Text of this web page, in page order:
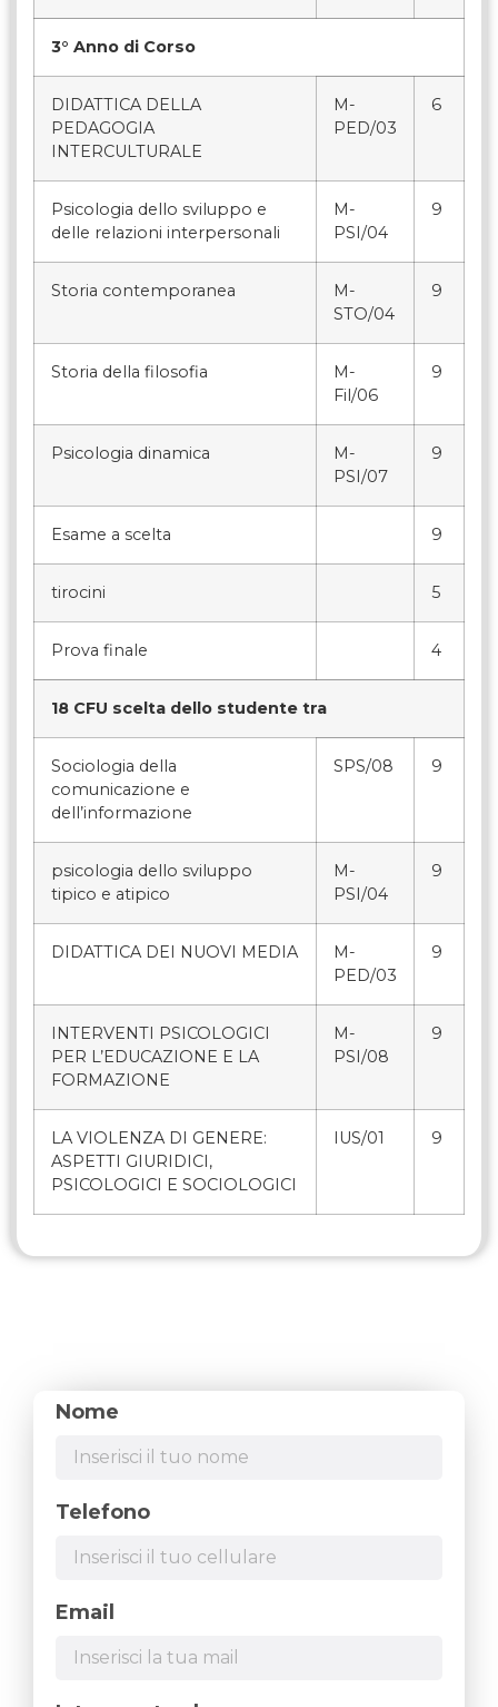
3° Anno di Corso
DIDATTICA DELLA
PEDAGOGIA
INTERCULTURALE
M-
PED/03
6
Psicologia dello sviluppo e
delle relazioni interpersonali
M-
PSI/04
9
Storia contemporanea
M-
STO/04
9
Storia della filosofia
M-
Fil/06
9
Psicologia dinamica
M-
PSI/07
9
Esame a scelta 9
tirocini 5
Prova finale 4
18 CFU scelta dello studente tra
Sociologia della
comunicazione e
dell’informazione
SPS/08 9
psicologia dello sviluppo
tipico e atipico
M-
PSI/04
9
DIDATTICA DEI NUOVI MEDIA
M-
PED/03
9
INTERVENTI PSICOLOGICI
PER L’EDUCAZIONE E LA
FORMAZIONE
M-
PSI/08
9
LA VIOLENZA DI GENERE:
ASPETTI GIURIDICI,
PSICOLOGICI E SOCIOLOGICI
IUS/01 9
Nome
Telefono
Email